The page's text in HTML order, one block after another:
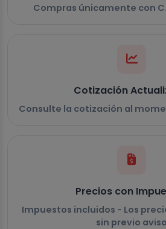
Compras únicamente con
Cotización
Consulte la cotización al
Precios con
Impuestos incluidos - Los
sin previo aviso